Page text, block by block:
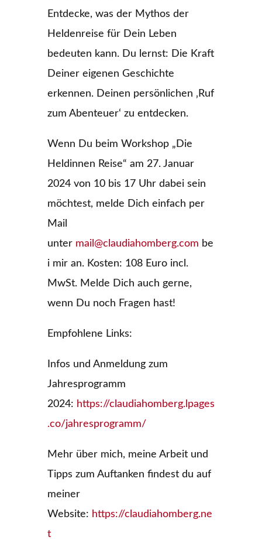
Entdecke, was der Mythos der
Heldenreise für Dein Leben
bedeuten kann. Du lernst: Die Kraft
Deiner eigenen Geschichte
erkennen. Deinen persönlichen ‚Ruf
zum Abenteuer‘ zu entdecken.
Wenn Du beim Workshop „Die
Heldinnen Reise“ am 27. Januar
2024 von 10 bis 17 Uhr dabei sein
möchtest, melde Dich einfach per
Mail
unter mail@claudiahomberg.com be
i mir an. Kosten: 108 Euro incl.
MwSt. Melde Dich auch gerne,
wenn Du noch Fragen hast!
Empfohlene Links:
Infos und Anmeldung zum
Jahresprogramm
2024: https://claudiahomberg.lpages
.co/jahresprogramm/
Mehr über mich, meine Arbeit und
Tipps zum Auftanken findest du auf
meiner
Website: https://claudiahomberg.ne
t